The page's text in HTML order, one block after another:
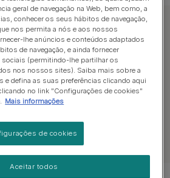
sobre Novo Animal
Encontrar um cão
sobre Novo Animal
geral de navegação na Web, bem como, a
conhecer os seus hábitos de navegação,
nos permita a nós e aos nossos
lhe anúncios e conteúdos adaptados
de navegação, e ainda fornecer
sociais (permitindo-lhe partilhar os
nos nossos sites). Saiba mais sobre a
e defina as suas preferências clicando aqui
no link "Configurações de cookies"
Mais informações
de cookies
Aceitar todos